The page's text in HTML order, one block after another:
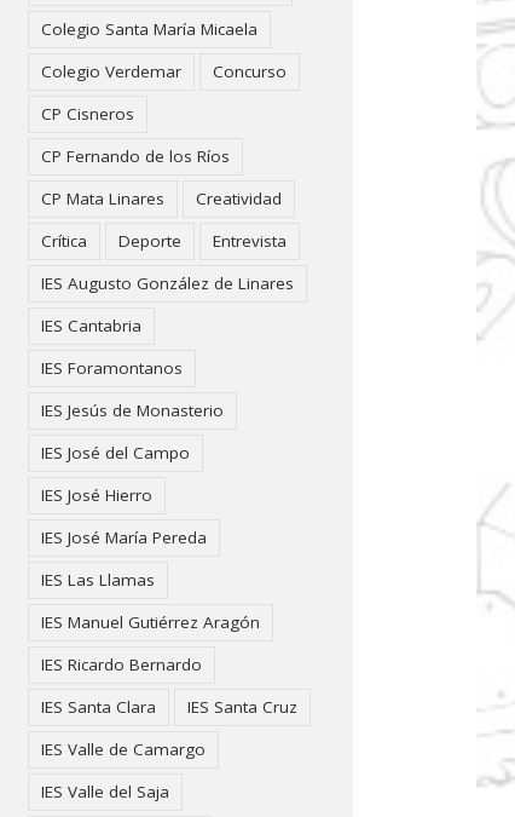
Colegio Santa María Micaela
Colegio Verdemar
Concurso
CP Cisneros
CP Fernando de los Ríos
CP Mata Linares
Creatividad
Crítica
Deporte
Entrevista
IES Augusto González de Linares
IES Cantabria
IES Foramontanos
IES Jesús de Monasterio
IES José del Campo
IES José Hierro
IES José María Pereda
IES Las Llamas
IES Manuel Gutiérrez Aragón
IES Ricardo Bernardo
IES Santa Clara
IES Santa Cruz
IES Valle de Camargo
IES Valle del Saja